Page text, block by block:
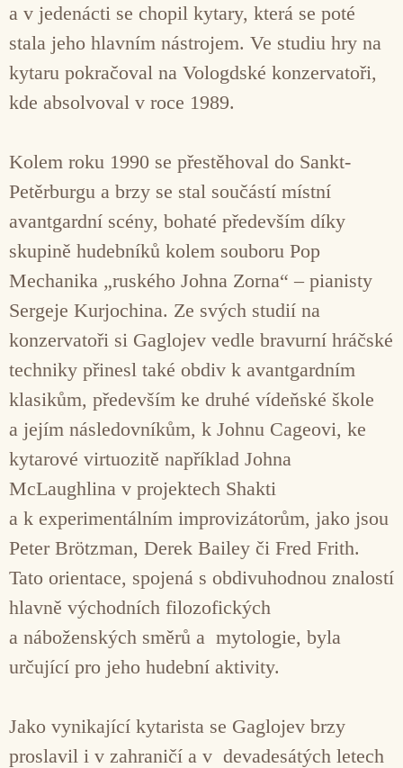
a v jedenácti se chopil kytary, která se poté
stala jeho hlavním nástrojem. Ve studiu hry na
kytaru pokračoval na Vologdské konzervatoři,
kde absolvoval v roce 1989.
Kolem roku 1990 se přestěhoval do Sankt-
Petěrburgu a brzy se stal součástí místní
avantgardní scény, bohaté především díky
skupině hudebníků kolem souboru Pop
Mechanika „ruského Johna Zorna“ – pianisty
Sergeje Kurjochina. Ze svých studií na
konzervatoři si Gaglojev vedle bravurní hráčské
techniky přinesl také obdiv k avantgardním
klasikům, především ke druhé vídeňské škole
a jejím následovníkům, k Johnu Cageovi, ke
kytarové virtuozitě například Johna
McLaughlina v projektech Shakti
a k experimentálním improvizátorům, jako jsou
Peter Brötzman, Derek Bailey či Fred Frith.
Tato orientace, spojená s obdivuhodnou znalostí
hlavně východních filozofických
a náboženských směrů a mytologie, byla
určující pro jeho hudební aktivity.
Jako vynikající kytarista se Gaglojev brzy
proslavil i v zahraničí a v devadesátých letech